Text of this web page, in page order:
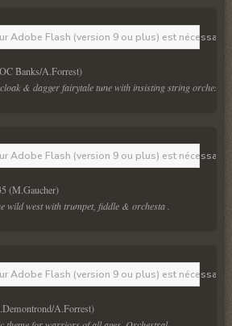
Adobe Flash (version 9 ou plus) est
& dagger fairytale tune with insisting string
Adobe Flash (version 9 ou plus) est
2:35 (M.Gaucher)
wild west with trumpet, fiddle & orchesta .
Adobe Flash (version 9 ou plus) est
2:19 (O.Demontrond/A.Forrest)